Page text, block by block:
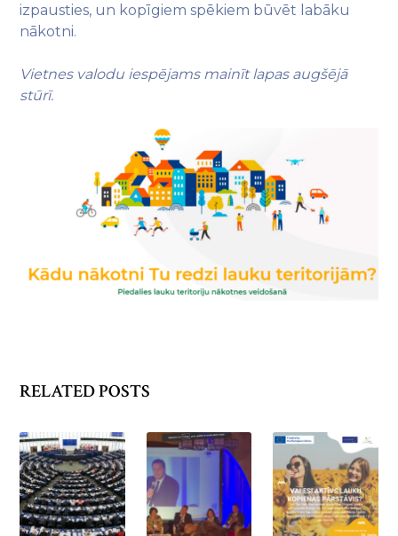
izpausties, un kopīgiem spēkiem būvēt labāku
nākotni.
Vietnes valodu iespējams mainīt lapas augšējā
stūrī.
RELATED POSTS